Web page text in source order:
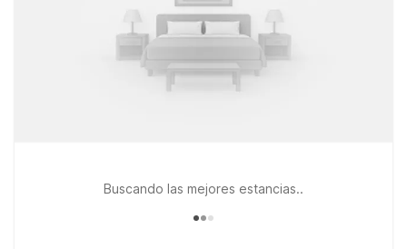
Buscando las mejores estancias..